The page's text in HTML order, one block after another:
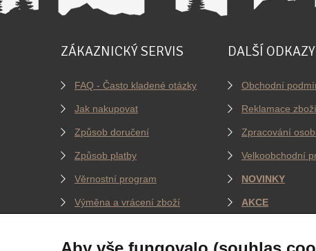
ZÁKAZNICKÝ SERVIS
FAQ - Často kladené otázky
Jak nakupovat
Způsob doručení
Způsob platby
Věrnostní program
Výměna a vrácení zboží
DALŠÍ ODKAZY
Obchodní
Reklamace zboží
Zpracování
Velkoobchodní
NOVINKY
AKCE